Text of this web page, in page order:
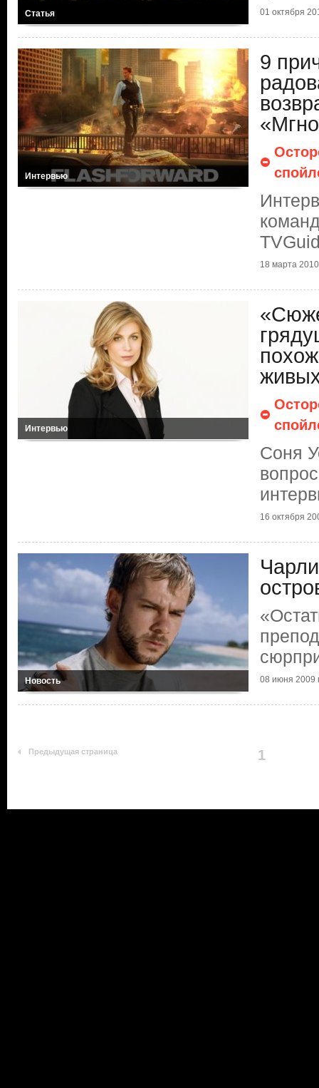
Статья 01 октября
Интервью
9
18 марта 2010
Интервью
Соня
16 октября
Новость 08 июня 2009
Предыдущая страница 1